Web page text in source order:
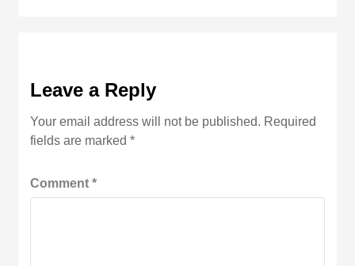
Leave a Reply
Your email address will not be published. Required
fields are marked*
Comment*